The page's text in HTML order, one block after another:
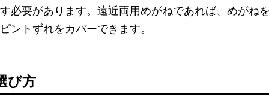
必要があります。遠近両用めがねであれば、めがね
ントずれをカバーできます。
び方